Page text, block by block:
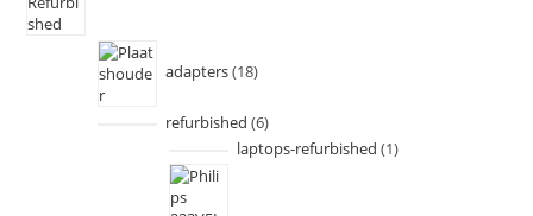
adapters 18
refurbished 6
laptops-refurbished 1